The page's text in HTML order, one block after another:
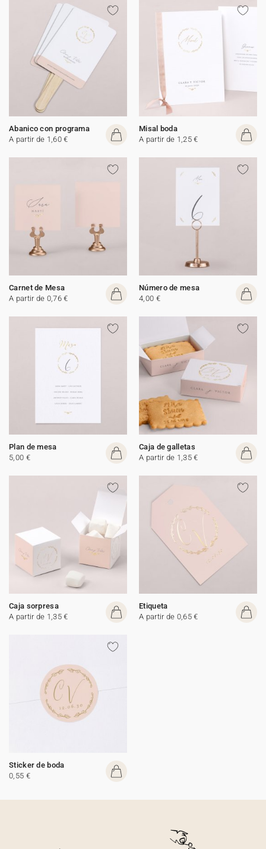
Abanico con programa
A partir de 1,60 €
Misal boda
A partir de 1,25 €
Carnet de Mesa
A partir de 0,76 €
Número de mesa
4,00 €
Plan de mesa
5,00 €
Caja de galletas
A partir de 1,35 €
Caja sorpresa
A partir de 1,35 €
Etiqueta
A partir de 0,65 €
Sticker de boda
0,55 €